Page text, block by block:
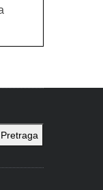
Pretraga